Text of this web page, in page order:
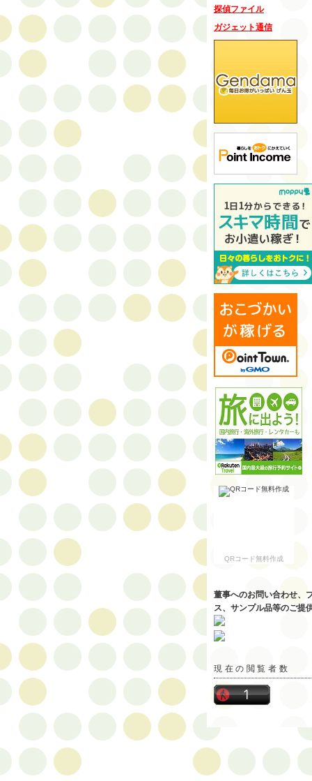
探偵ファイル
ガジェット通信
QRコード無料作成
董事へのお問い合わせ、
ス、サンプル品等のご提
現在の閲覧者数